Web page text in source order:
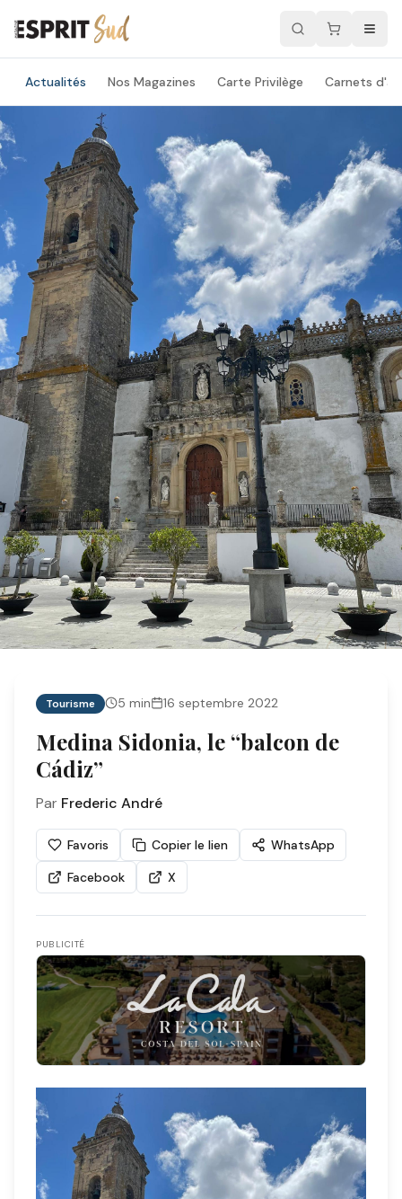
Actualités Nos Magazines Carte Privilège Carnets
Tourisme 5 min 16 septembre 2022
Medina Sidonia, le “balcon de
Cádiz”
Par Frederic André
Favoris Copier le lien
WhatsApp
Facebook
X
PUBLICITÉ